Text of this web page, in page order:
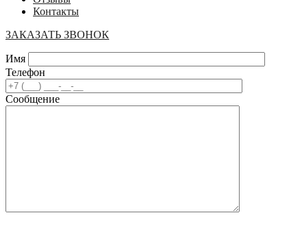
Контакты
ЗАКАЗАТЬ ЗВОНОК
Имя
Телефон
Сообщение